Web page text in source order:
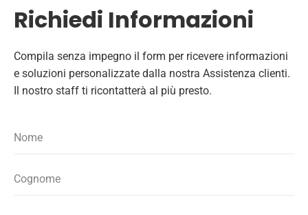
Richiedi Informazioni
Compila senza impegno il form per ricevere informazioni
e soluzioni personalizzate dalla nostra Assistenza clienti.
Il nostro staff ti ricontatterà al più presto.